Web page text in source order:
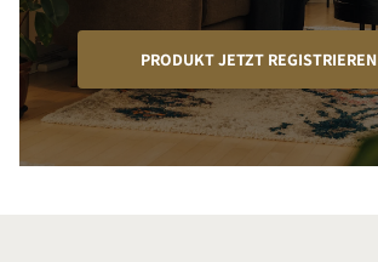
PRODUKT JETZT REGISTRIEREN